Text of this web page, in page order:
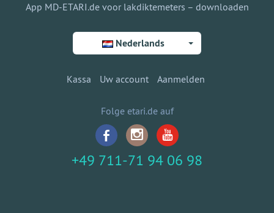
App MD-ETARI.de voor lakdiktemeters – downloaden
Nederlands
Kassa Uw account Aanmelden
Folge etari.de auf
+49 711-71 94 06 98